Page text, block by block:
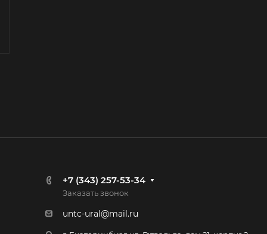
+7 (343) 257-53-34
Заказать звонок
untc-ural@mail.ru